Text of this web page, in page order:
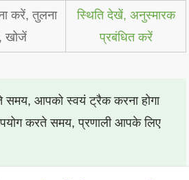
करें, तुलना
खोजें
स्थिति देखें, अनुस्मारक
प्रबंधित करें
समय, आपको स्वयं ट्रैक करना होगा
करते समय, प्रणाली आपके लिए